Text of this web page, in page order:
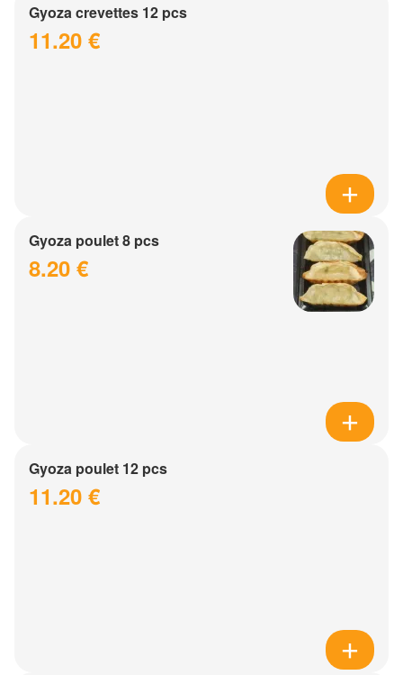
Gyoza crevettes 12 pcs
11.20 €
Gyoza poulet 8 pcs
8.20 €
Gyoza poulet 12 pcs
11.20 €